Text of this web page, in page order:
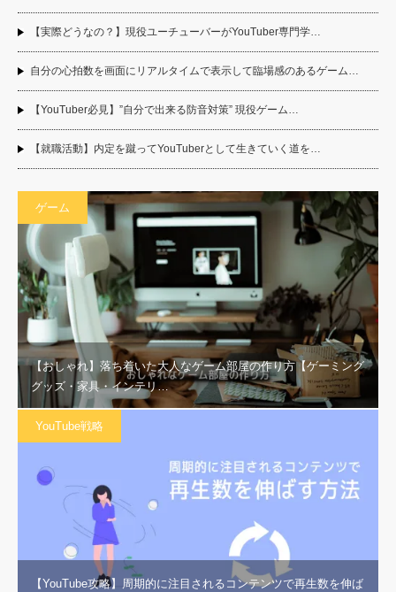
【実際どうなの？】現役ユーチューバーがYouTuber専門学…
自分の心拍数を画面にリアルタイムで表示して臨場感のあるゲーム…
【YouTuber必見】”自分で出来る防音対策” 現役ゲーム…
【就職活動】内定を蹴ってYouTuberとして生きていく道を…
ゲーム
【おしゃれ】落ち着いた大人なゲーム部屋の作り方【ゲーミング
グッズ・家具・インテリ…
YouTube戦略
【YouTube攻略】周期的に注目されるコンテンツで再生数を伸ば